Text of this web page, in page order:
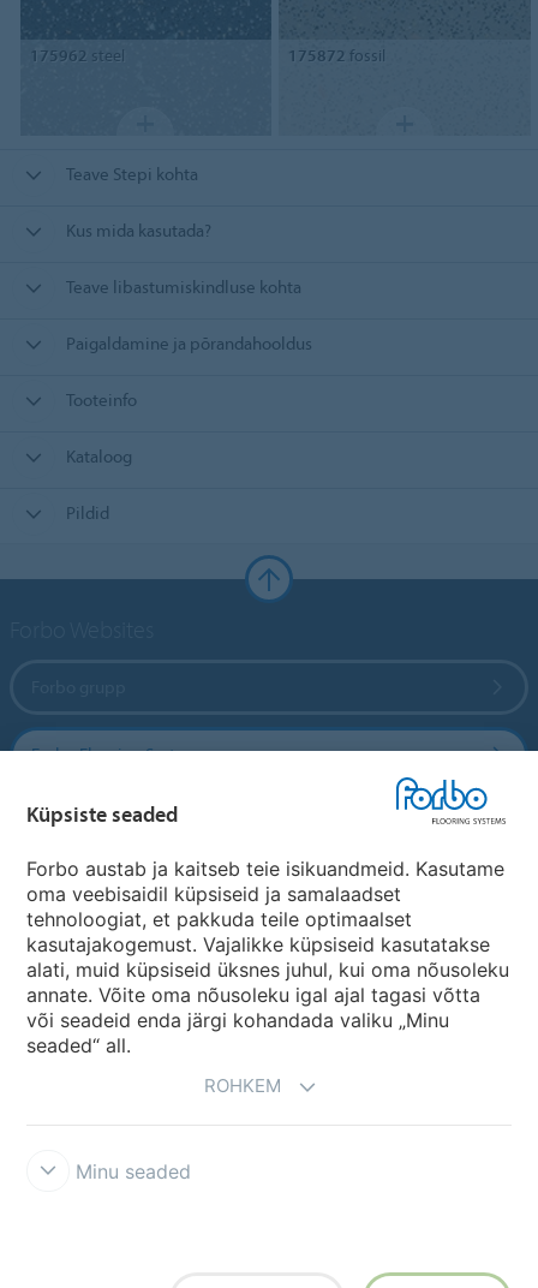
175962 steel 175872 fossil
Teave Stepi kohta
Kus mida kasutada?
Teave libastumiskindluse kohta
Paigaldamine ja põrandahooldus
Tooteinfo
Kataloog
Pildid
Forbo Flooring Systems
Forbo Movement Systems
Riikide saidid
Vali oma riik
Küpsiste seaded
Forbo austab ja kaitseb teie isikuandmeid. Kasutame
oma veebisaidil küpsiseid ja samalaadset
tehnoloogiat, et pakkuda teile optimaalset
kasutajakogemust. Vajalikke küpsiseid kasutatakse
alati, muid küpsiseid üksnes juhul, kui oma nõusoleku
annate. Võite oma nõusoleku igal ajal tagasi võtta
või seadeid enda järgi kohandada valiku „Minu
seaded“ all.
ROHKEM
Minu seaded